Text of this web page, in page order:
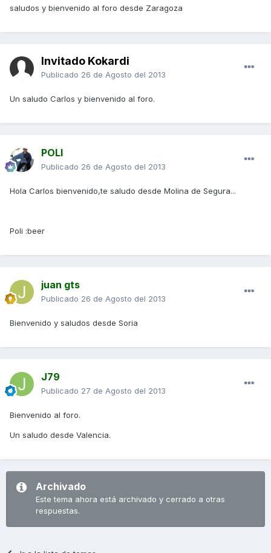
saludos y bienvenido al foro desde Zaragoza
Invitado Kokardi
Publicado 26 de Agosto del 2013
Un saludo Carlos y bienvenido al foro.
POLI
Publicado 26 de Agosto del 2013
Hola Carlos bienvenido,te saludo desde Molina de Segura...
Poli :beer
juan gts
Publicado 26 de Agosto del 2013
Bienvenido y saludos desde Soria
J79
Publicado 27 de Agosto del 2013
Bienvenido al foro.
Un saludo desde Valencia.
Archivado
Este tema ahora está archivado y cerrado a otras
respuestas.